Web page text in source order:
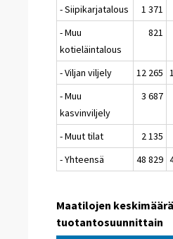
- Siipikarjatalous
1 371
- Muu
kotieläintalous
821
- Viljan viljely 12 265
- Muu
kasvinviljely
3 687
- Muut tilat 2 135
- Yhteensä
48 829
Maatilojen
tuotantosuunnittain